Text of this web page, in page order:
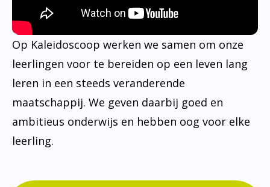
Op Kaleidoscoop werken we samen om onze
leerlingen voor te bereiden op een leven lang
leren in een steeds veranderende
maatschappij. We geven daarbij goed en
ambitieus onderwijs en hebben oog voor elke
leerling.